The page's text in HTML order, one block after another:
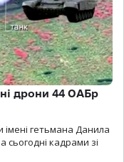
дрони 44 ОАБр
імені гетьмана Данила
сьогодні кадрами зі